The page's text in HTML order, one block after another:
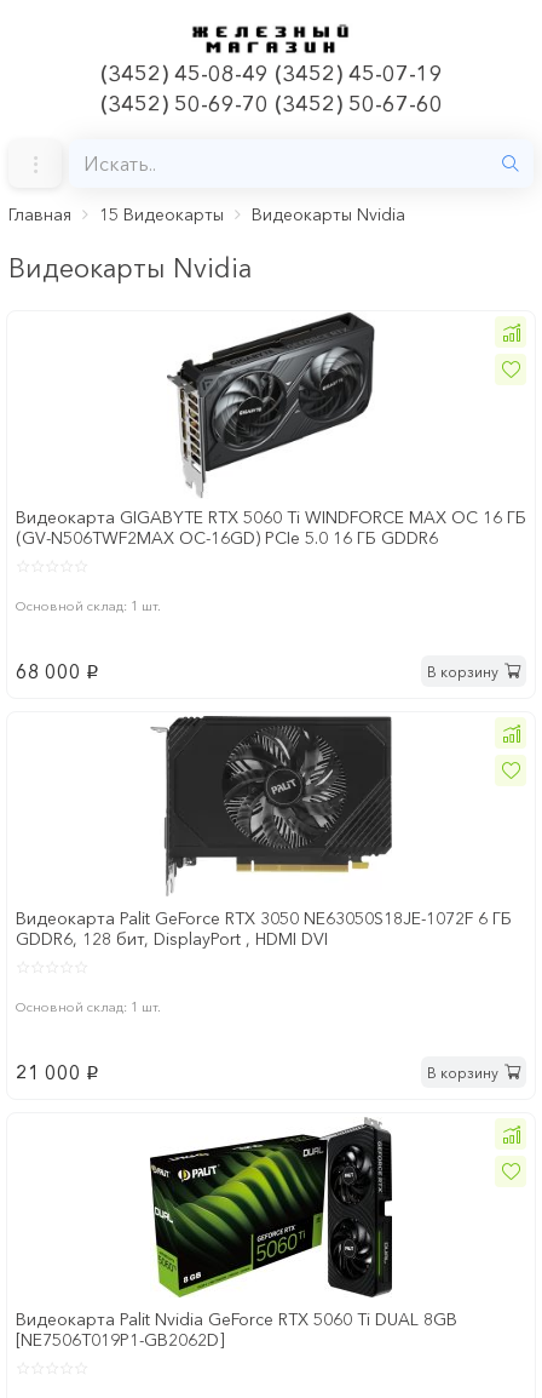
(3452) 45-08-49 (3452) 45-07-19
(3452) 50-69-70 (3452) 50-67-60
Главная 15 Видеокарты Видеокарты Nvidia
Видеокарты Nvidia
Видеокарта GIGABYTE RTX 5060 Ti WINDFORCE MAX OC 16 ГБ
(GV-N506TWF2MAX OC-16GD) PCIe 5.0 16 ГБ GDDR6
Основной склад: 1 шт.
68 000 p В корзину
Видеокарта Palit GeForce RTX 3050 NE63050S18JE-1072F 6 ГБ
GDDR6, 128 бит, DisplayPort , HDMI DVI
Основной склад: 1 шт.
21 000 p В корзину
Видеокарта Palit Nvidia GeForce RTX 5060 Ti DUAL 8GB
[NE7506T019P1-GB2062D]